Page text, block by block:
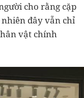
cho rằng cặp
nhiên đây vẫn chỉ
vật chính